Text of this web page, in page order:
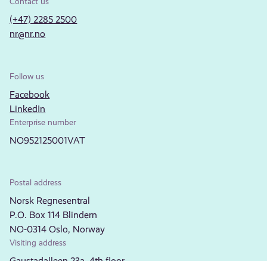
(+47) 2285 2500
nr@nr.no
Follow us
Facebook
LinkedIn
Enterprise number
NO952125001VAT
Postal address
Norsk Regnesentral
P.O. Box 114 Blindern
NO-0314 Oslo, Norway
Visiting address